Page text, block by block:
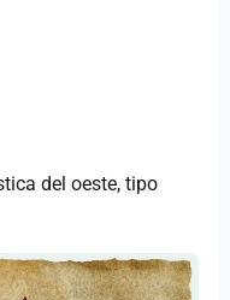
del oeste, tipo